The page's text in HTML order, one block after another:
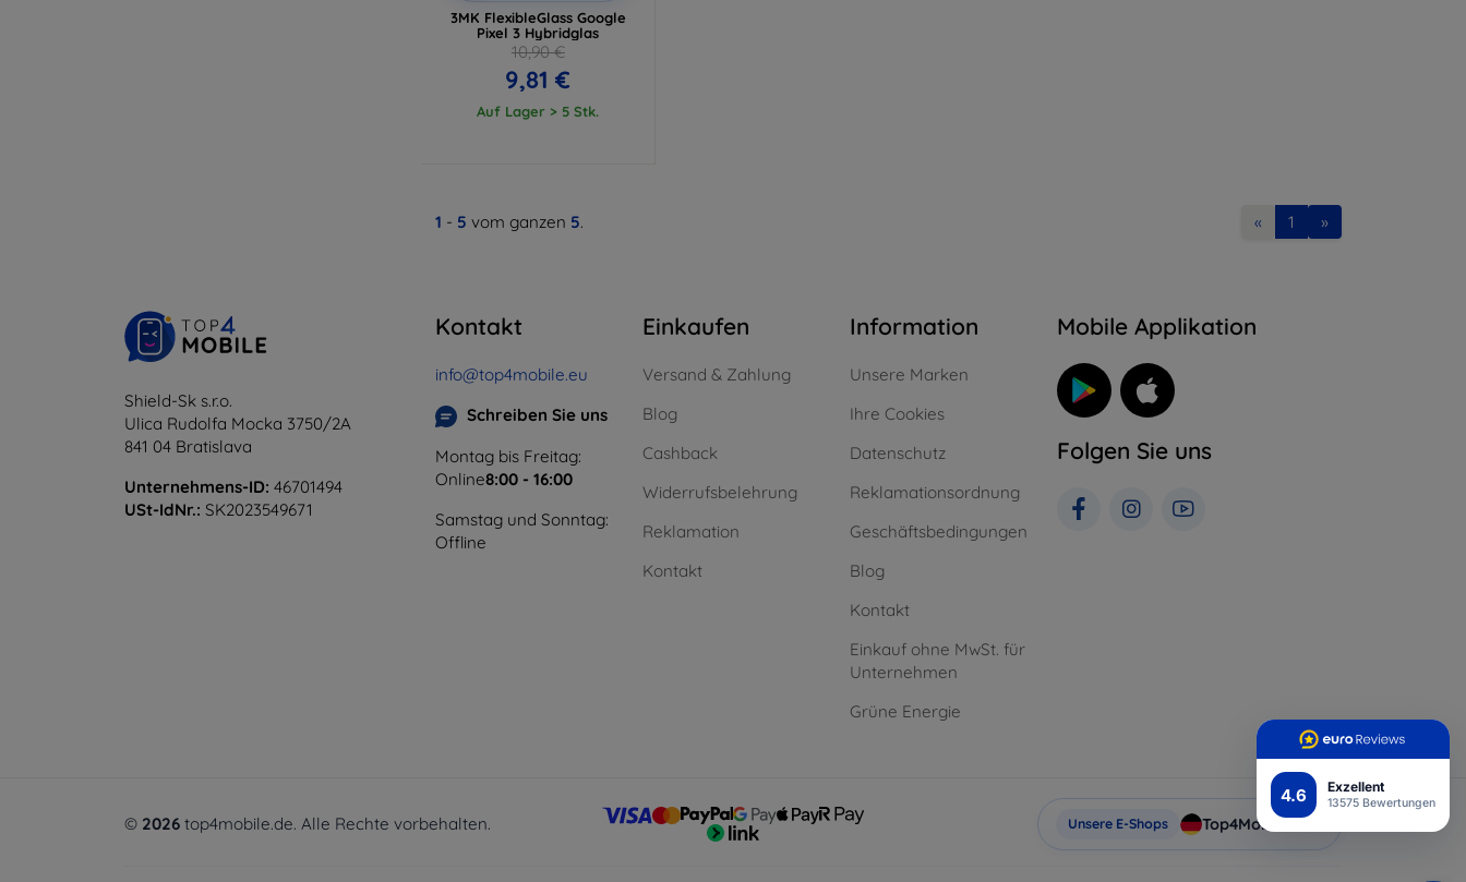
4.6 Exzellent
13575 Bewertungen
3MK FlexibleGlass Google
Pixel 3 Hybridglas
10,90 €
9,81 €
Auf Lager > 5 Stk.
1 - 5 vom ganzen 5. « 1 »
Shield-Sk s.r.o.
Ulica Rudolfa Mocka 3750/2A
841 04 Bratislava
Unternehmens-ID: 46701494
USt-IdNr.: SK2023549671
Kontakt
info@top4mobile.eu
Schreiben Sie uns
Montag bis Freitag:
Online8:00 - 16:00
Samstag und Sonntag:
Offline
Einkaufen
Versand & Zahlung
Blog
Cashback
Widerrufsbelehrung
Reklamation
Kontakt
Information
Unsere Marken
Ihre Cookies
Datenschutz
Reklamationsordnung
Geschäftsbedingungen
Blog
Kontakt
Einkauf ohne MwSt. für
Unternehmen
Grüne Energie
Mobile Applikation
Folgen Sie uns
© 2026 top4mobile.de. Alle Rechte vorbehalten. Unsere E-Shops Top4Mobile.de